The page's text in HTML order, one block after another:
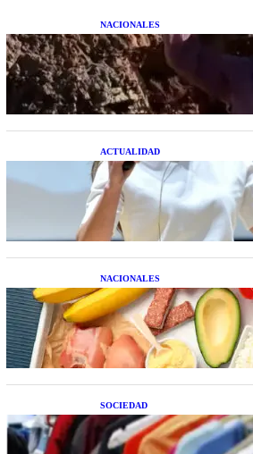
NACIONALES
Una mujer asegura haber
extraterrestre cuerpo a
ACTUALIDAD
La startup creada por una
resolver el estrés
NACIONALES
Nutrición inteligente:
temporada que deberías
SOCIEDAD
Las grandes marcas
tendencia de la ropa de